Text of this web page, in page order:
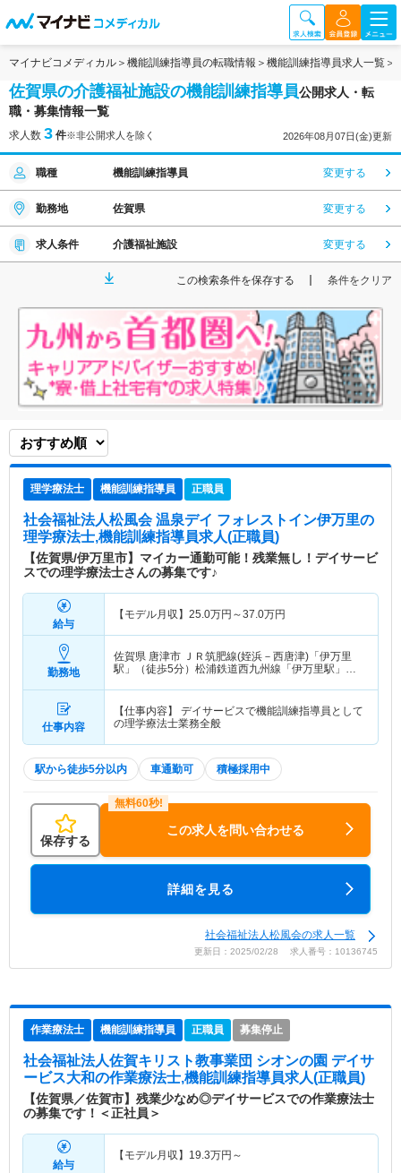
マイナビコメディカル 機能訓練指導員の転職情報 機能訓練指導員求人一覧
佐賀県の介護福祉施設の機能訓練指導員公開求人・転
職・募集情報一覧
求人数 3 件※非公開求人を除く 2026年08月07日(金)更新
職種 機能訓練指導員 変更する
勤務地 佐賀県 変更する
求人条件 介護福祉施設 変更する
この検索条件を保存する 条件をクリア
理学療法士 機能訓練指導員 正職員
社会福祉法人松風会 温泉デイ フォレストイン伊万里の
理学療法士,機能訓練指導員求人(正職員)
【佐賀県/伊万里市】マイカー通勤可能！残業無し！デイサービ
スでの理学療法士さんの募集です♪
給与
【モデル月収】 25.0万円～37.0万円
勤務地
佐賀県 唐津市 ＪＲ筑肥線(姪浜－西唐津)「伊万里
駅」（徒歩5分）松浦鉄道西九州線「伊万里駅」
仕事内容
【仕事内容】 デイサービスで機能訓練指導員として
の理学療法士業務全般
駅から徒歩5分以内 車通勤可 積極採用中
保存する
この求人を問い合わせる
詳細を見る
社会福祉法人松風会の求人一覧
更新日：2025/02/28 求人番号：10136745
作業療法士 機能訓練指導員 正職員 募集停止
社会福祉法人佐賀キリスト教事業団 シオンの園 デイサ
ービス大和の作業療法士,機能訓練指導員求人(正職員)
【佐賀県／佐賀市】残業少なめ◎デイサービスでの作業療法士
の募集です！＜正社員＞
給与
【モデル月収】 19.3万円～